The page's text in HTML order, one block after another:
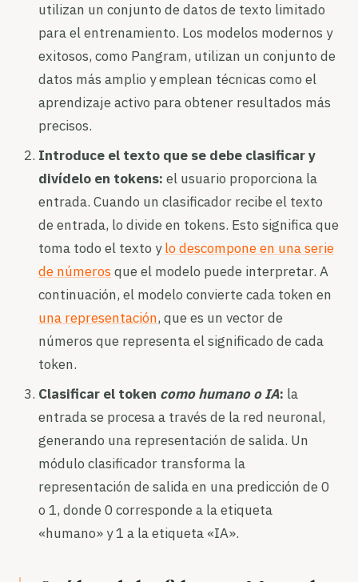
utilizan un conjunto de datos de texto limitado
para el entrenamiento. Los modelos modernos y
exitosos, como Pangram, utilizan un conjunto de
datos más amplio y emplean técnicas como el
aprendizaje activo para obtener resultados más
precisos.
Introduce el texto que se debe clasificar y
divídelo en tokens: el usuario proporciona la
entrada. Cuando un clasificador recibe el texto
de entrada, lo divide en tokens. Esto significa que
toma todo el texto ylo descompone en una serie
de númerosque el modelo puede interpretar. A
continuación, el modelo convierte cada token en
una representación, que es un vector de
números que representa el significado de cada
token.
Clasificar el token como humano oIA: la
entrada se procesa a través de la red neuronal,
generando una representación de salida. Un
módulo clasificador transforma la
representación de salida en una predicción de 0
o 1, donde 0 corresponde a la etiqueta
«humano» y 1 a la etiqueta «IA».